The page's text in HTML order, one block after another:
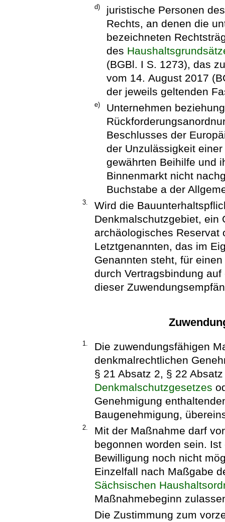
d)
juristische Personen
Rechts, an denen die
bezeichneten
des
(BGBl. I S. 1273), das
vom 14. August 2017
der jeweils geltenden
e)
Unternehmen
Beschlusses der
der Unzulässigkeit
gewährten Beihilfe und
Binnenmarkt nicht
Buchstabe a der
3.
Wird die
Denkmalschutzgebiet, ein
archäologisches Reservat
Letztgenannten, das im
Genannten steht, für
durch Vertragsbindung
dieser
1.
Die zuwendungsfähigen
denkmalrechtlichen
§ 21 Absatz 2, § 22
Denkmalschutzgesetzes
Genehmigung
Baugenehmigung,
2.
Mit der Maßnahme darf
begonnen worden sein.
Bewilligung noch nicht
Einzelfall nach Maßgabe
Sächsischen
Maßnahmebeginn
Die Zustimmung zum